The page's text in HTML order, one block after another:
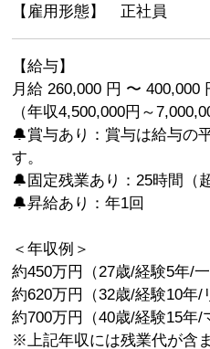
【雇用形態】 正社員
【給与】
月給 260,000 円 〜 400,000
（年収4,500,000円～
🔔賞与あり：賞与は給与の
す。
🔔固定残業あり：25時間（
🔔昇給あり：年1回
＜年収例＞
約450万円（27歳/経験5年/一
約620万円（32歳/経験10年/
約700万円（40歳/経験15年/
※上記年収には残業代が含